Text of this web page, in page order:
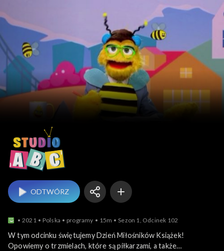
ODTWÓRZ
2021 Polska programy 15m Sezon 1, Odcinek 102
W tym odcinku świętujemy Dzień Miłośników Książek!
Opowiemy o trzmielach, które są piłkarzami, a także